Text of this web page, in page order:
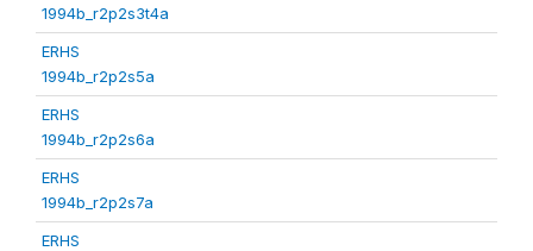
1994b_r2p2s3t4a
ERHS
1994b_r2p2s5a
ERHS
1994b_r2p2s6a
ERHS
1994b_r2p2s7a
ERHS